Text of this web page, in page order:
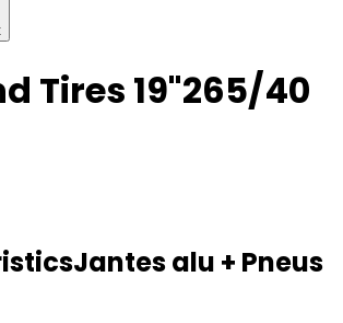
Tires 19"265/40
Jantes alu + Pneus